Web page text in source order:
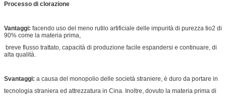
Processo di clorazione
Vantaggi: facendo uso del meno rutilo artificiale delle impurità di purezza tio2 di
90% come la materia prima,
breve flusso trattato, capacità di produzione facile espandersi e continuare, di
alta qualità.
Svantaggi: a causa del monopolio delle società straniere, è duro da portare in
tecnologia straniera ed attrezzatura in Cina. Inoltre, dovuto la materia prima di